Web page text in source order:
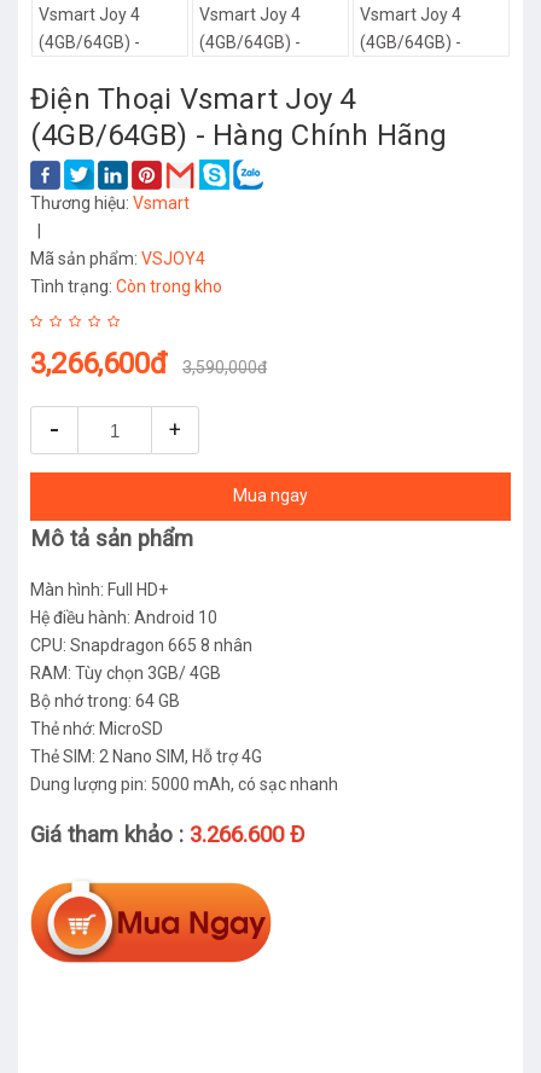
Điện Thoại Vsmart Joy 4
(4GB/64GB) - Hàng Chính Hãng
Thương hiệu: Vsmart
Mã sản phẩm: VSJOY4
Tình trạng: Còn trong kho
3,266,600đ 3,590,000đ
- +
Mua ngay
Mô tả sản phẩm
Màn hình: Full HD+
Hệ điều hành: Android 10
CPU: Snapdragon 665 8 nhân
RAM: Tùy chọn 3GB/ 4GB
Bộ nhớ trong: 64 GB
Thẻ nhớ: MicroSD
Thẻ SIM: 2 Nano SIM, Hỗ trợ 4G
Dung lượng pin: 5000 mAh, có sạc nhanh
Giá tham khảo : 3.266.600 Đ